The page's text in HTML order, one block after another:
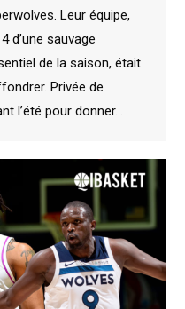
Leur équipe,
d’une sauvage
de la saison, était
Privée de
l’été pour donner…